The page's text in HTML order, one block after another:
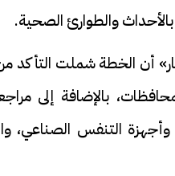
والطوارئ الصحية.
أن الخطة شملت التأكد
بالإضافة إلى
وأجهزة التنفس الصناعي،
الفيوم
افتتاح أكبر
مليون جنيه